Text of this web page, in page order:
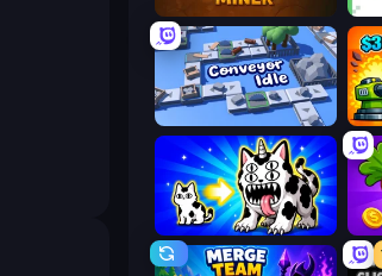
Merge Miner
Conveyor Idle
Strange Cats